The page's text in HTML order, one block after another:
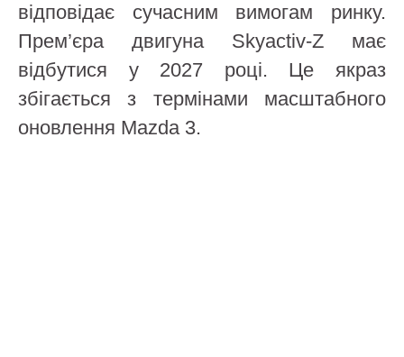
відповідає сучасним вимогам ринку.
Прем’єра двигуна Skyactiv-Z має
відбутися у 2027 році. Це якраз
збігається з термінами масштабного
оновлення Mazda 3.